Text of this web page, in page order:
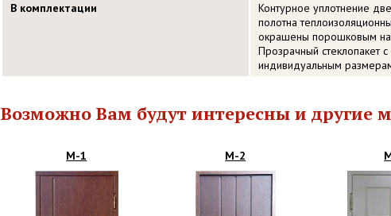
В комплектации
Контурное уплотнение
полотна
окрашены порошковым
Прозрачный стеклопакет
индивидуальным
Возможно Вам будут интересны и другие
М-1 М-2